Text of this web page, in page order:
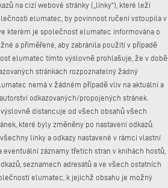
na cizí webové stránky („linky“), které leží
elumatec, by povinnost ručení vstoupila v
kterém je společnost elumatec informována o
a přiměřené, aby zabránila použití v případě
elumatec tímto výslovně prohlašuje, že v době
stránkách rozpoznatelný žádný
nemá v žádném případě vliv na aktuální a
odkazovaných/propojených stránek.
distancuje od všech obsahů všech
které byly změněny po nastavení odkazů.
linky a odkazy nastavené v rámci vlastní
eventuální záznamy třetích stran v knihách hostů,
seznamech adresátů a ve všech ostatních
elumatec, k jejichž obsahu je možný